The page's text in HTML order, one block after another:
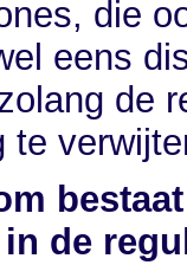
die
eens
de
te
de